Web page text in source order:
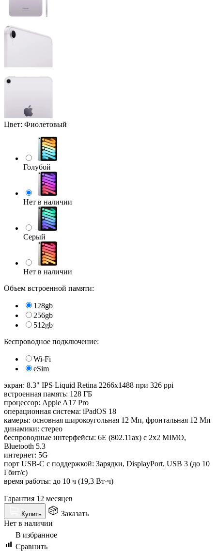
Цвет: Фиолетовый
Голубой
Нет в наличии
Серый
Нет в наличии
Объем встроенной памяти:
128gb
256gb
512gb
Беспроводное подключение:
Wi-Fi
eSim
экран: 8.3" IPS Liquid Retina 2266x1488 при 326 ppi
встроенная память: 128 ГБ
процессор: Apple A17 Pro
операционная система: iPadOS 18
камеры: основная широкоугольная 12 Мп, фронтальная 12 Мп
динамики: стерео
беспроводные интерфейсы: 6E (802.11ax) с 2x2 MIMO,
Bluetooth 5.3
интернет: 5G
порт USB-C с поддержкой: Зарядки, DisplayPort, USB 3 (до 10
Гбит/с)
время работы: до 10 ч (19,3 Вт·ч)
Гарантия 12 месяцев
Купить
Заказать
Нет в наличии
В избранное
Сравнить